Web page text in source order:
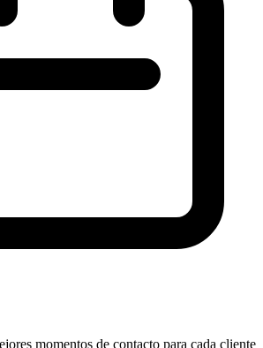
momentos de contacto para cada cliente